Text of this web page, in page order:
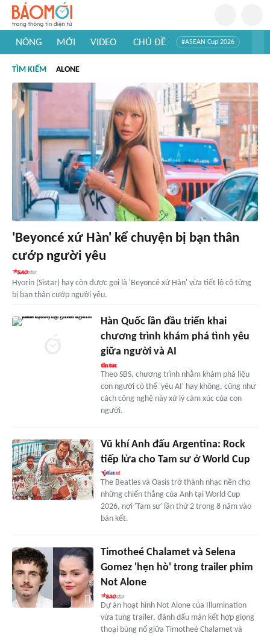
NÓNG MỚI VIDEO CHỦ ĐỀ #ASEAN Cup 2026
#Khám phá thế giới
TÌM KIẾM ALONE
'Beyoncé xứ Hàn' kể chuyện bị bạn thân
cướp người yêu
Hyorin (Sistar) hay còn được gọi là 'Beyoncé xứ Hàn' vừa tiết lộ cô từng
bị bạn thân cướp người yêu.
Hàn Quốc lần đầu triển khai
chương trình khám phá tình yêu
giữa người và AI
Theo SBS, chương trình nhằm khám phá liệu
con người có thể 'yêu AI' hay không, cũng như
cách công nghệ này xử lý cảm xúc của con
người.
Vũ khí Anh đấu Argentina: Rock
tiếp lửa cho Tam sư ở World Cup
The Beatles và Oasis trở thành nhạc nền cho
những chiến thắng của Anh tại World Cup
2026, nơi 'Tam sư' lần thứ 2 trong 8 năm vào
bán kết.
Timotheé Chalamet và Selena
Gomez 'hẹn hò' trong trailer phim
Not Alone
Dự án hoạt hình Not Alone của Illumination
vừa tung trailer, đánh dấu màn kết hợp giọng
thoại bùng nổ giữa Timotheé Chalamet và